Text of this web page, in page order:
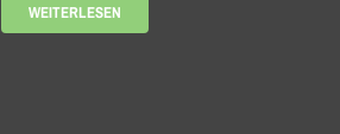
WEITERLESEN